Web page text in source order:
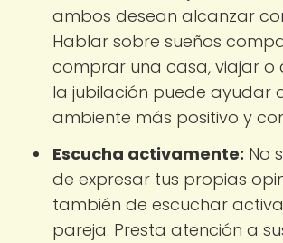
ambos desean alcanzar
Hablar sobre sueños
comprar una casa, viajar
la jubilación puede ayudar
ambiente más positivo y
Escucha activamente: No
de expresar tus propias
también de escuchar
pareja. Presta atención a